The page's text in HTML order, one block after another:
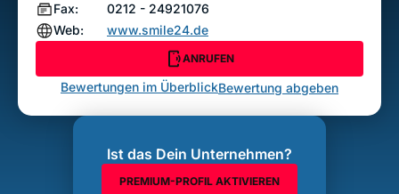
Fax:
0212 - 24921076
Web:
www.smile24.de
ANRUFEN
Bewertungen im ÜberblickBewertung abgeben
Ist das Dein Unternehmen?
PREMIUM-PROFIL AKTIVIEREN